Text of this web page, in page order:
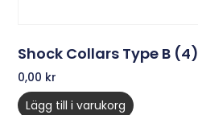
Shock Collars Type B (4)
0,00 kr
Lägg till i varukorg